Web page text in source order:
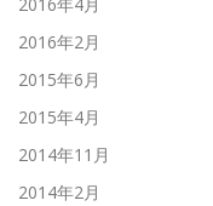
2016年2月
2015年6月
2015年4月
2014年11月
2014年2月